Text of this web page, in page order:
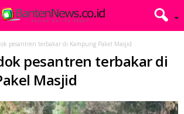
pesantren terbakar di Kampung Pakel Masjid
pesantren terbakar di
Masjid